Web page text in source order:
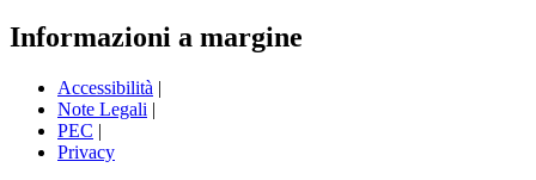
Informazioni a margine
Accessibilità |
Note Legali |
PEC |
Privacy